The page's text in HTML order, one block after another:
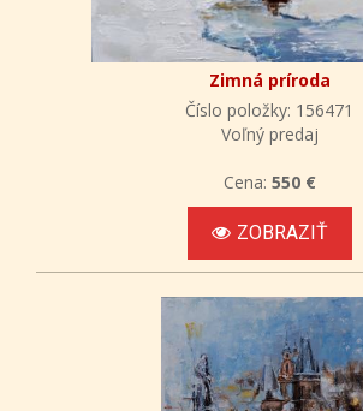
Zimná príroda
Číslo položky: 156471
Voľný predaj
Cena: 550 €
ZOBRAZIŤ